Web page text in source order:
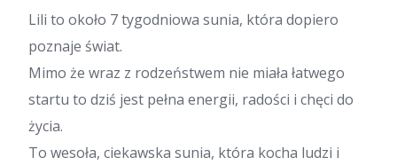
Lili to około 7 tygodniowa sunia, która dopiero
poznaje świat.
Mimo że wraz z rodzeństwem nie miała łatwego
startu to dziś jest pełna energii, radości i chęci do
życia.
To wesoła, ciekawska sunia, która kocha ludzi i